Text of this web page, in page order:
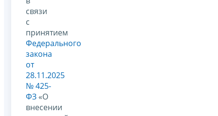
связи
с
принятием
Федерального
закона
от
28.11.2025
№ 425-
ФЗ «О
внесении